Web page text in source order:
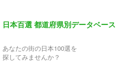
日本百選 都道府県別データベース
あなたの街の日本100選を
探してみませんか？